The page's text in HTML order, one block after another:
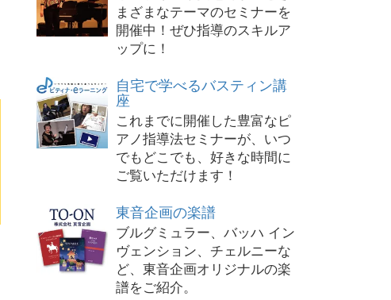
まざまなテーマのセミナーを
開催中！ぜひ指導のスキルア
ップに！
自宅で学べるバスティン講
座
これまでに開催した豊富なピ
アノ指導法セミナーが、いつ
でもどこでも、好きな時間に
ご覧いただけます！
東音企画の楽譜
ブルグミュラー、バッハ イン
ヴェンション、チェルニーな
ど、東音企画オリジナルの楽
譜をご紹介。